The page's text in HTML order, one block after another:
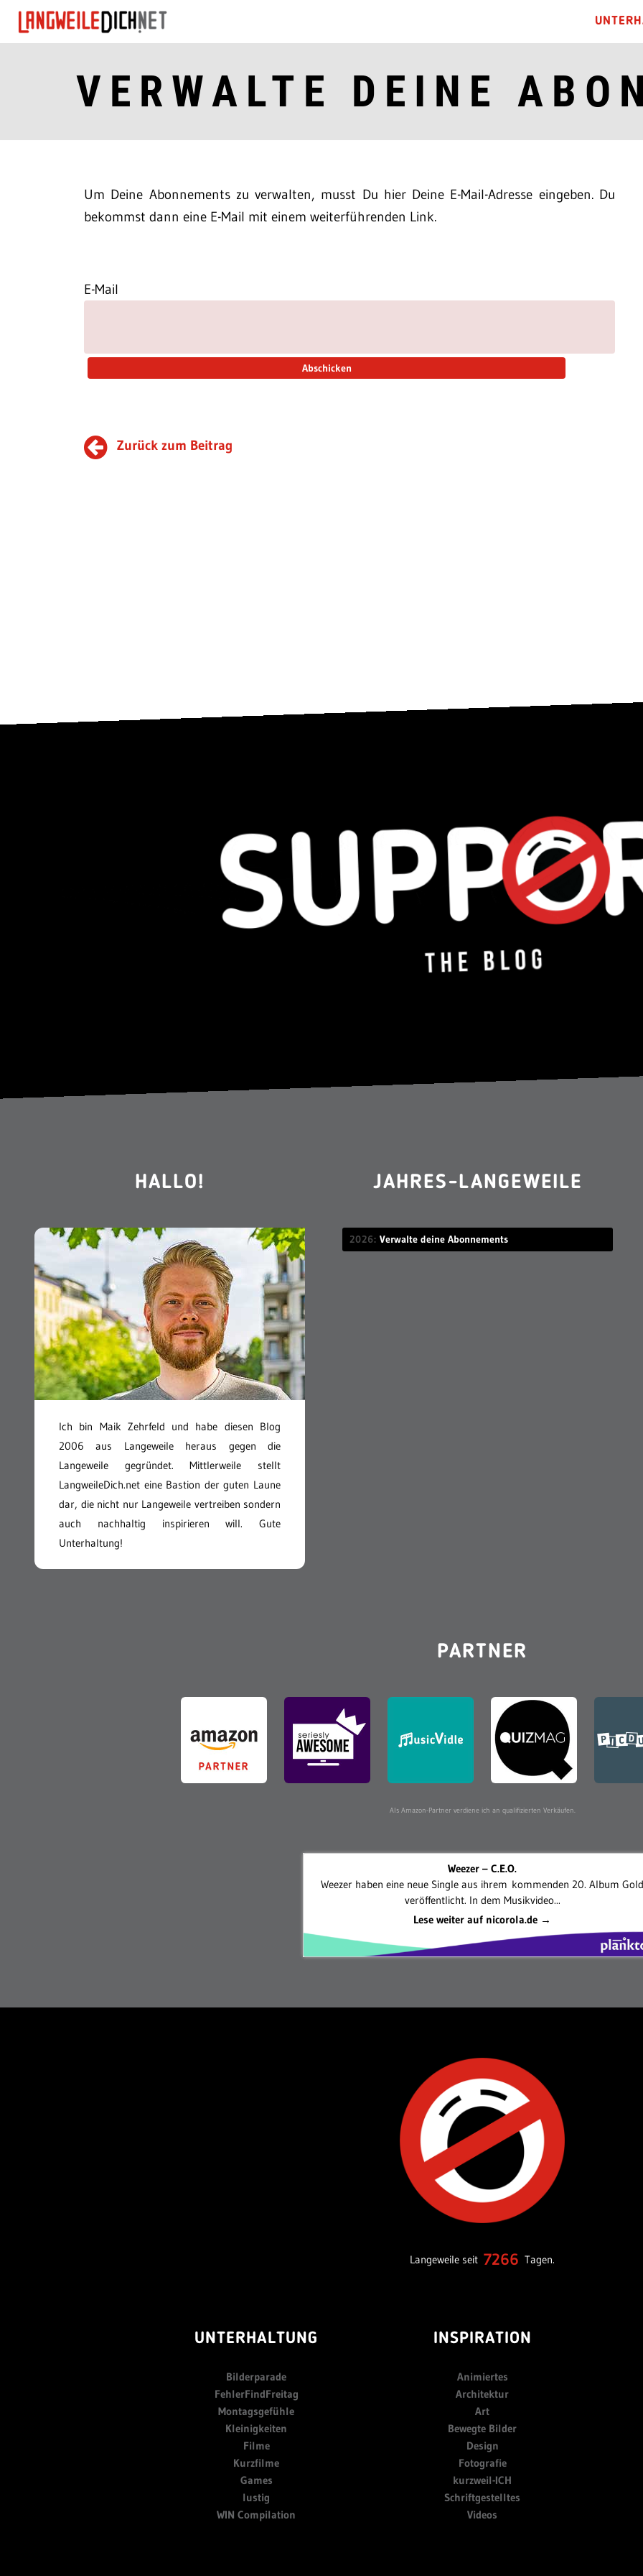
VERWALTE DEINE
Um Deine Abonnements zu verwalten, musst Du hier Deine E-Mail-Adresse eingeben. Du
bekommst dann eine E-Mail mit einem weiterführenden Link.
E-Mail
Zurück zum Beitrag
HALLO!
Ich bin Maik Zehrfeld und habe diesen Blog
2006 aus Langeweile heraus gegen die
Langeweile gegründet. Mittlerweile stellt
LangweileDich.net eine Bastion der guten Laune
dar, die nicht nur Langeweile vertreiben sondern
auch nachhaltig inspirieren will. Gute
Unterhaltung!
JAHRES-LANGEWEILE
2026 Verwalte deine Abonnements
PARTNER
Als Amazon-Partner verdiene ich an qualifizierten Verkäufen.
Weezer – C.E.O.
Weezer haben eine neue Single aus ihrem kommenden 20. Album Gold
veröffentlicht. In dem Musikvideo...
Lese weiter auf nicorola.de →
Langeweile seit 7266 Tagen.
UNTERHALTUNG
Bilderparade
FehlerFindFreitag
Montagsgefühle
Kleinigkeiten
Filme
Kurzfilme
Games
lustig
WIN Compilation
INSPIRATION
Animiertes
Architektur
Art
Bewegte Bilder
Design
Fotografie
kurzweil-ICH
Schriftgestelltes
Videos